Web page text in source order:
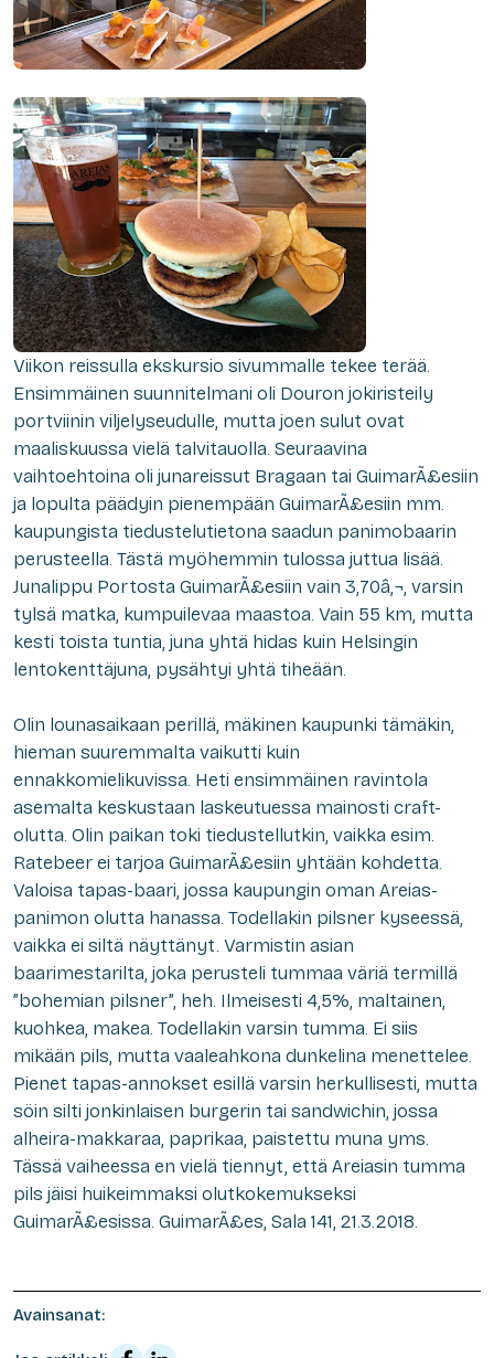
Viikon reissulla ekskursio sivummalle tekee terää.
Ensimmäinen suunnitelmani oli Douron jokiristeily
portviinin viljelyseudulle, mutta joen sulut ovat
maaliskuussa vielä talvitauolla. Seuraavina
vaihtoehtoina oli junareissut Bragaan tai GuimarÃ£esiin
ja lopulta päädyin pienempään GuimarÃ£esiin mm.
kaupungista tiedustelutietona saadun panimobaarin
perusteella. Tästä myöhemmin tulossa juttua lisää.
Junalippu Portosta GuimarÃ£esiin vain 3,70â‚¬, varsin
tylsä matka, kumpuilevaa maastoa. Vain 55 km, mutta
kesti toista tuntia, juna yhtä hidas kuin Helsingin
lentokenttäjuna, pysähtyi yhtä tiheään.
Olin lounasaikaan perillä, mäkinen kaupunki tämäkin,
hieman suuremmalta vaikutti kuin
ennakkomielikuvissa. Heti ensimmäinen ravintola
asemalta keskustaan laskeutuessa mainosti craft-
olutta. Olin paikan toki tiedustellutkin, vaikka esim.
Ratebeer ei tarjoa GuimarÃ£esiin yhtään kohdetta.
Valoisa tapas-baari, jossa kaupungin oman Areias-
panimon olutta hanassa. Todellakin pilsner kyseessä,
vaikka ei siltä näyttänyt. Varmistin asian
baarimestarilta, joka perusteli tummaa väriä termillä
”bohemian pilsner”, heh. Ilmeisesti 4,5%, maltainen,
kuohkea, makea. Todellakin varsin tumma. Ei siis
mikään pils, mutta vaaleahkona dunkelina menettelee.
Pienet tapas-annokset esillä varsin herkullisesti, mutta
söin silti jonkinlaisen burgerin tai sandwichin, jossa
alheira-makkaraa, paprikaa, paistettu muna yms.
Tässä vaiheessa en vielä tiennyt, että Areiasin tumma
pils jäisi huikeimmaksi olutkokemukseksi
GuimarÃ£esissa. GuimarÃ£es, Sala 141, 21.3.2018.
Avainsanat: